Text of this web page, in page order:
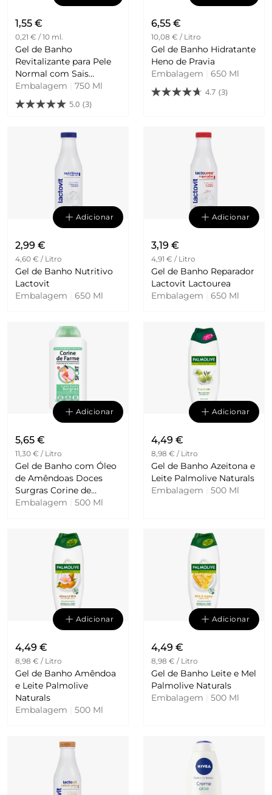
1,55 €
0,21 € / 10 ml.
Gel de Banho
Revitalizante para Pele
Normal com Sais
Minerais Veckia
Embalagem
750 Ml
5.0 (3)
6,55 €
10,08 € / Litro
Gel de Banho Hidratante
Heno de Pravia
Embalagem
650 Ml
4.7 (3)
Adicionar
2,99 €
4,60 € / Litro
Gel de Banho Nutritivo
Lactovit
Embalagem
650 Ml
Adicionar
3,19 €
4,91 € / Litro
Gel de Banho Reparador
Lactovit Lactourea
Embalagem
650 Ml
Adicionar
5,65 €
11,30 € / Litro
Gel de Banho com Óleo
de Amêndoas Doces
Surgras Corine de
Farme
Embalagem 500 Ml
Adicionar
4,49 €
8,98 € / Litro
Gel de Banho Azeitona e
Leite Palmolive Naturals
Embalagem
500 Ml
Adicionar
4,49 €
8,98 € / Litro
Gel de Banho Amêndoa
e Leite Palmolive
Naturals
Embalagem
500 Ml
Adicionar
4,49 €
8,98 € / Litro
Gel de Banho Leite e Mel
Palmolive Naturals
Embalagem
500 Ml